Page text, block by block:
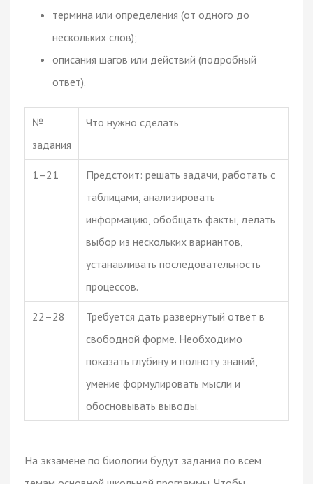
термина или определения (от одного до
нескольких слов);
описания шагов или действий (подробный
ответ).
№
задания
Что нужно сделать
1–21
Предстоит: решать задачи, работать с
таблицами, анализировать
информацию, обобщать факты, делать
выбор из нескольких вариантов,
устанавливать последовательность
процессов.
22–28
Требуется дать развернутый ответ в
свободной форме. Необходимо
показать глубину и полноту знаний,
умение формулировать мысли и
обосновывать выводы.
На экзамене по биологии будут задания по всем